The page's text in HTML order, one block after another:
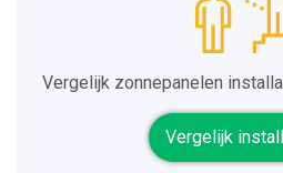
Vergelijk zonnepanelen
Vergelijk